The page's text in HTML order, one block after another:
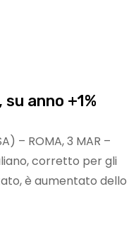
anno +1%
– ROMA, 3 MAR –
corretto per gli
è aumentato dello